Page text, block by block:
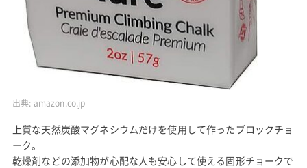
出典: amazon.co.jp
上質な天然炭酸マグネシウムだけを使用して作ったブロックチョ
ーク。
乾燥剤などの添加物が心配な人も安心して使える固形チョークで